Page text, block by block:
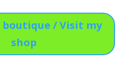
boutique / Visit my
shop